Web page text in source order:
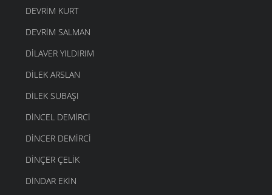
DEVRIM KURT
DEVRIM SALMAN
DILAVER YILDIRIM
DILEK ARSLAN
DILEK SUBAŞI
DINCEL DEMIRCI
DINCER DEMIRCI
DINÇER ÇELIK
DINDAR EKIN